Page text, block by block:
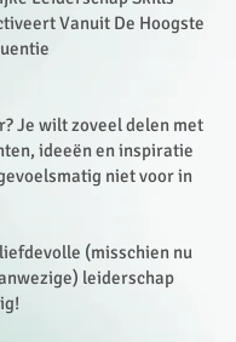
Vanuit De Hoogste
Je wilt zoveel delen met
ideeën en inspiratie
niet voor in
(misschien nu
leiderschap